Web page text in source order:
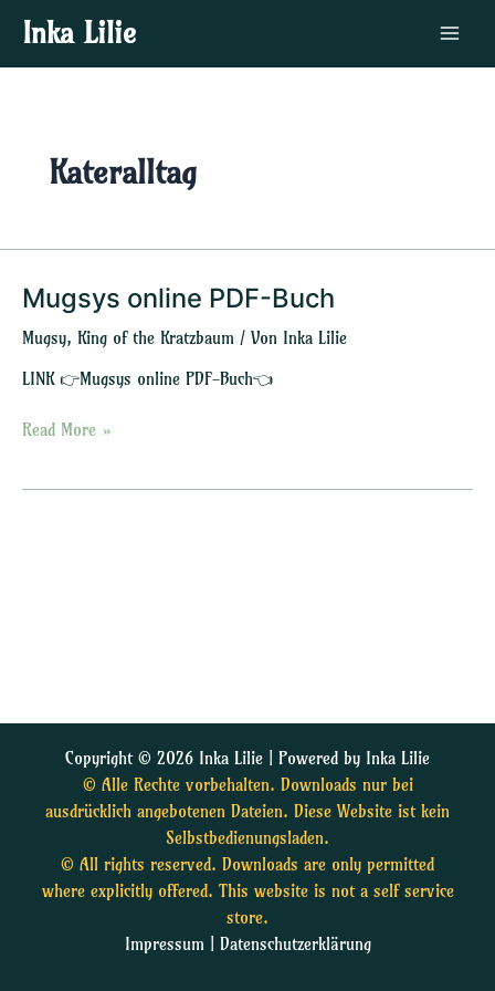
Inhalt
springen
Inka Lilie
Main
Menu
Kateralltag
Mugsys online PDF-Buch
Mugsy, King of the Kratzbaum / Von Inka Lilie
LINK 👉Mugsys online PDF-Buch👈
Mugsys
PDF-
Buch
Read More »
Copyright © 2026 Inka Lilie | Powered by Inka Lilie
© Alle Rechte vorbehalten. Downloads nur bei
ausdrücklich angebotenen Dateien. Diese Website ist kein
Selbstbedienungsladen.
© All rights reserved. Downloads are only permitted
where explicitly offered. This website is not a self service
store.
Impressum| Datenschutzerklärung